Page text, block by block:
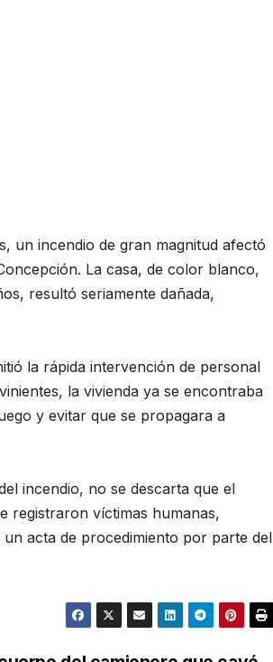
un incendio de gran magnitud afectó
La casa, de color blanco,
resultó seriamente dañada,
la rápida intervención de personal
la vivienda ya se encontraba
y evitar que se propagara a
incendio, no se descarta que el
registraron víctimas humanas,
acta de procedimiento por parte del